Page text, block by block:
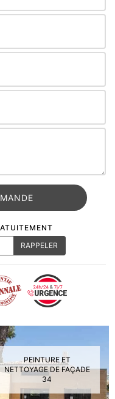
PEINTURE ET
NETTOYAGE DE FAÇADE
34